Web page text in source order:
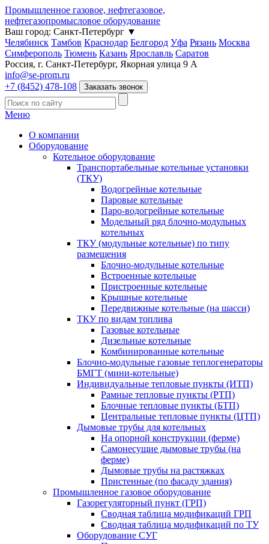
Промышленное газовое, нефтегазовое,
нефтегазопромысловое оборудование
Ваш город: Санкт-Петербург ▼
Челябинск Тамбов Краснодар Белгород Уфа Рязань Москва
Симферополь Тюмень Казань Ярославль Саратов
Россия, г. Санкт-Петербург, Якорная улица 9 А
info@se-prom.ru
+7 (8452) 478-108
Заказать звонок
Меню
О компании
Оборудование
Котельное оборудование
Транспортабельные котельные установки
(ТКУ)
Водогрейные котельные
Паровые котельные
Паро-водогрейные котельные
Модельный ряд блочно-модульных
котельных
ТКУ (модульные котельные) по типу
размещения
Блочно-модульные котельные
Встроенные котельные
Пристроенные котельные
Крышные котельные
Передвижные котельные (на шасси)
ТКУ по видам топлива
Газовые котельные
Дизельные котельные
Комбинированные котельные
Блочно-модульные газовые теплогенераторы
БМГТ (мини-котельные)
Индивидуальные тепловые пункты (ИТП)
Рамные тепловые пункты (РТП)
Блочные тепловые пункты (БТП)
Центральные тепловые пункты (ЦТП)
Дымовые трубы для котельных
На опорной конструкции (ферме)
Самонесущие дымовые трубы (на
ферме)
Дымовые трубы на растяжках
Пристенные (по фасаду здания)
Промышленное газовое оборудование
Газорегуляторный пункт (ГРП)
Сводная таблица модификаций ГРП
Сводная таблица модификаций по ТУ
Оборудование СУГ